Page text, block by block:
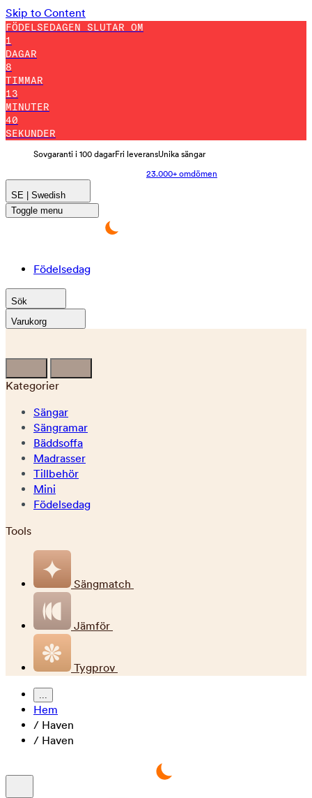
Skip to Content
FÖDELSEDAGEN SLUTAR OM
1
DAGAR
8
TIMMAR
13
MINUTER
29
SEKUNDER
Sovgaranti i 100 dagarFri leveransUnika sängar
23.000+ omdömen
SE | Swedish
Toggle menu
Födelsedag
Sök
Varukorg
Kategorier
Sängar
Sängramar
Bäddsoffa
Madrasser
Tillbehör
Mini
Födelsedag
Tools
Sängmatch
Jämför
Tygprov
...
Hem
/ Haven
/ Haven